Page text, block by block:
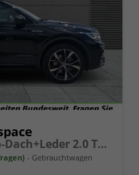
R-Line 4Motion AHK+Pano-Dach+Leder 2.0 TSI OPF
Gebrauchtwagen